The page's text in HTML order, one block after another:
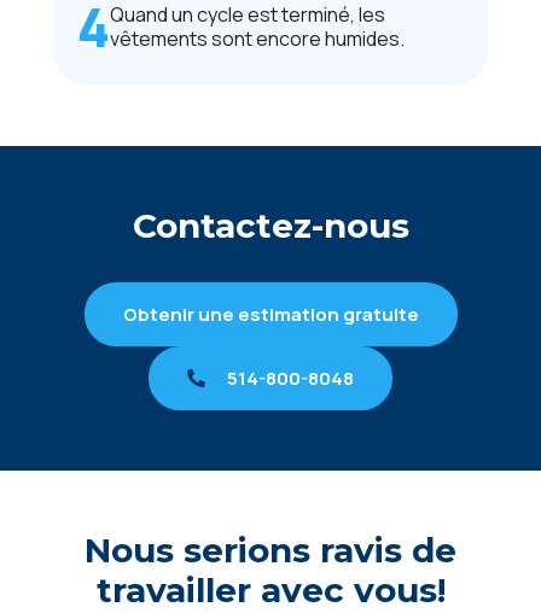
Quand un cycle est terminé, les
vêtements sont encore humides.
Contactez-nous
Obtenir une estimation gratuite
514-800-8048
Nous serions ravis de
travailler avec vous!